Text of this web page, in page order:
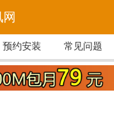
预约安装 常见问题